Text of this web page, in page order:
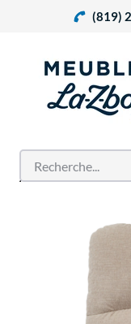
(819)
Accueil Produits